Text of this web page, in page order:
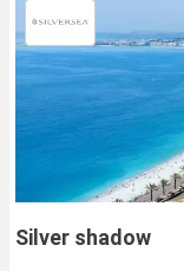
Silver shadow